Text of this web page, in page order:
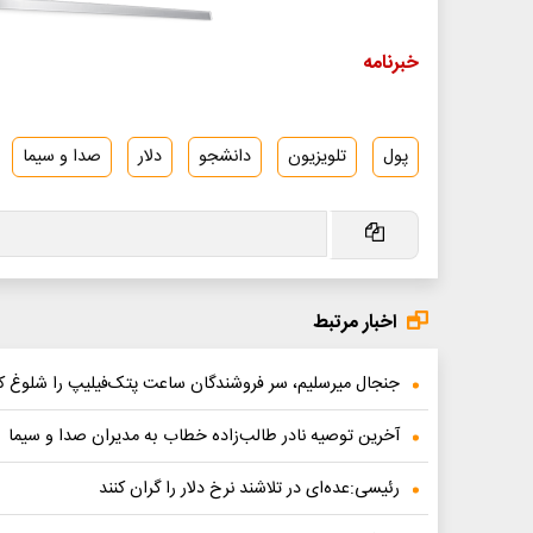
خبرنامه
پول تلویزیون دانشجو دلار صدا و سیما
اخبار مرتبط
جنجال میرسلیم، سر فروشندگان ساعت پتک‌فیلیپ را شلوغ
آخرین توصیه نادر طالب‌زاده خطاب به مدیران صدا و سیما
رئیسی:عده‌ای در تلاشند نرخ دلار را گران کنند